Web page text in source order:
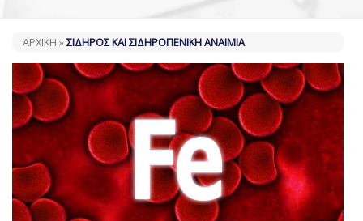
ΑΡΧΙΚΗ »ΣΊΔΗΡΟΣ ΚΑΙ ΣΙΔΗΡΟΠΕΝΙΚΉ ΑΝΑΙΜΊΑ